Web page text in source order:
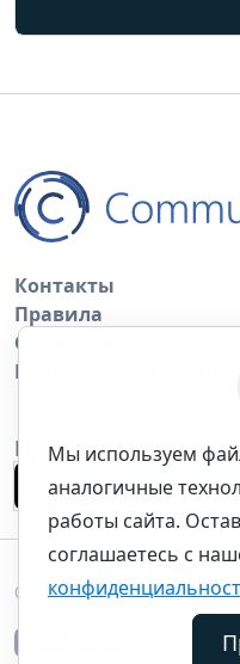
Контакты
Правила
Обратная связь
Правила
Приложение
©thecommunity.ru
Мы используем
аналогичные
работы сайта.
соглашаетесь с